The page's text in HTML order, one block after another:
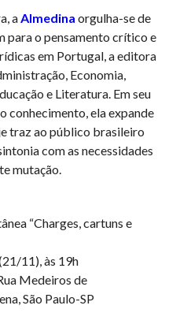
a Almedina orgulha-se de
para o pensamento crítico e
em Portugal, a editora
Economia,
e Literatura. Em seu
conhecimento, ela expande
traz ao público brasileiro
com as necessidades
mutação.
“Charges, cartuns e
11), às 19h
Medeiros de
São Paulo-SP